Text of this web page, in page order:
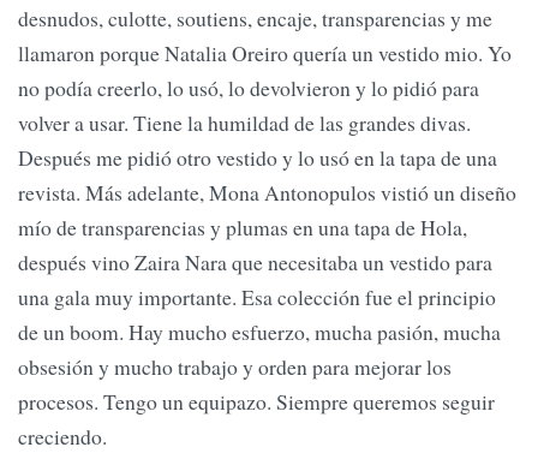
desnudos, culotte, soutiens, encaje, transparencias y me
llamaron porque Natalia Oreiro quería un vestido mio. Yo
no podía creerlo, lo usó, lo devolvieron y lo pidió para
volver a usar. Tiene la humildad de las grandes divas.
Después me pidió otro vestido y lo usó en la tapa de una
revista. Más adelante, Mona Antonopulos vistió un diseño
mío de transparencias y plumas en una tapa de Hola,
después vino Zaira Nara que necesitaba un vestido para
una gala muy importante. Esa colección fue el principio
de un boom. Hay mucho esfuerzo, mucha pasión, mucha
obsesión y mucho trabajo y orden para mejorar los
procesos. Tengo un equipazo. Siempre queremos seguir
creciendo.